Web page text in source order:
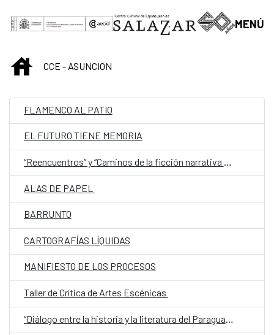
Saltar al contenido principal
MENÚ
INICIOCCE - ASUNCION
FLAMENCO AL PATIO
EL FUTURO TIENE MEMORIA
“Reencuentros” y “Caminos de la ficción narrativa paraguaya (de 1544 a 1960)”
ALAS DE PAPEL
BARRUNTO
CARTOGRAFÍAS LÍQUIDAS
MANIFIESTO DE LOS PROCESOS
Taller de Crítica de Artes Escénicas